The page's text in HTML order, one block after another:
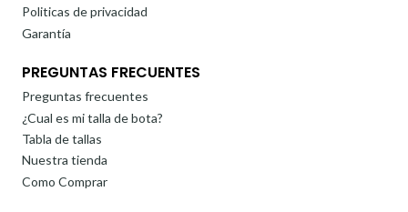
Politicas de privacidad
Garantía
PREGUNTAS FRECUENTES
Preguntas frecuentes
¿Cual es mi talla de bota?
Tabla de tallas
Nuestra tienda
Como Comprar